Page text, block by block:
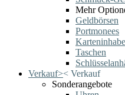
Mehr
Geldbörsen
Portmonees
Taschen
Verkauf>< Verkauf
Sonderangebote